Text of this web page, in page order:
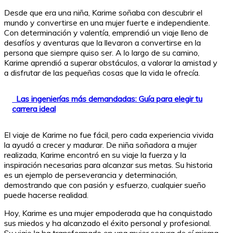
Desde que era una niña, Karime soñaba con descubrir el
mundo y convertirse en una mujer fuerte e independiente.
Con determinación y valentía, emprendió un viaje lleno de
desafíos y aventuras que la llevaron a convertirse en la
persona que siempre quiso ser. A lo largo de su camino,
Karime aprendió a superar obstáculos, a valorar la amistad y
a disfrutar de las pequeñas cosas que la vida le ofrecía.
Las ingenierías más demandadas: Guía para elegir tu
carrera ideal
El viaje de Karime no fue fácil, pero cada experiencia vivida
la ayudó a crecer y madurar. De niña soñadora a mujer
realizada, Karime encontró en su viaje la fuerza y la
inspiración necesarias para alcanzar sus metas. Su historia
es un ejemplo de perseverancia y determinación,
demostrando que con pasión y esfuerzo, cualquier sueño
puede hacerse realidad.
Hoy, Karime es una mujer empoderada que ha conquistado
sus miedos y ha alcanzado el éxito personal y profesional.